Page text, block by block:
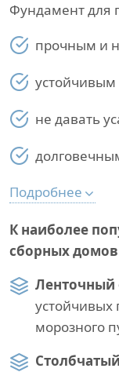
Фундамент для
прочным и
устойчивым
не давать
Подробнее
К наиболее
сборных домов
Ленточный
морозного